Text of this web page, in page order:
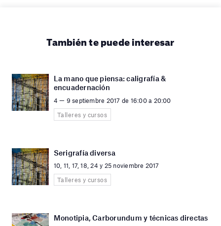
También te puede interesar
La mano que piensa: caligrafía &
encuadernación
4 — 9 septiembre 2017 de 16:00 a 20:00
Talleres y cursos
Serigrafía diversa
10, 11, 17, 18, 24 y 25 noviembre 2017
Talleres y cursos
Monotipia, Carborundum y técnicas directas